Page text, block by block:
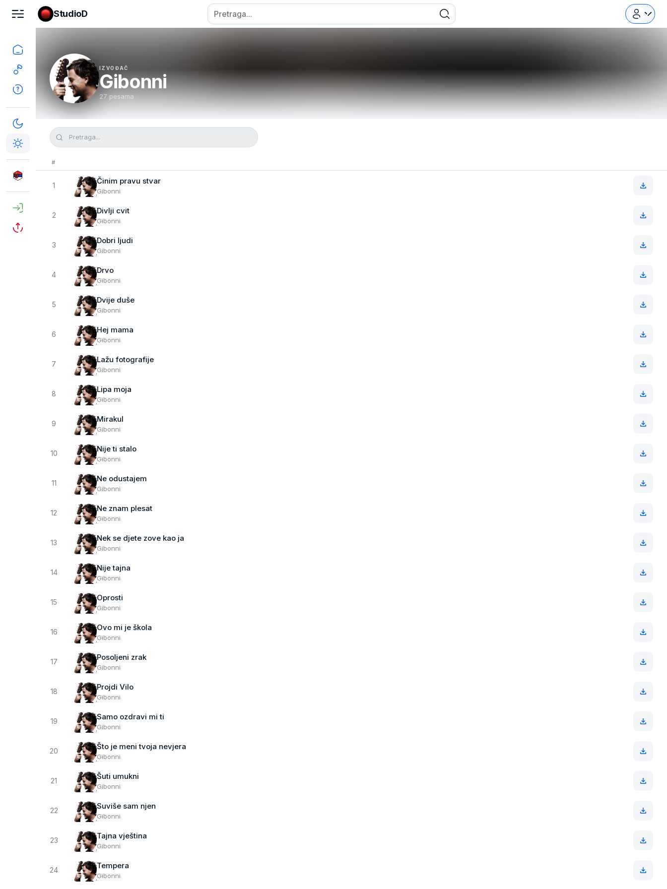
StudioD
IZVOĐAČ
Gibonni
27 pesama
#
1 Činim pravu stvar
Gibonni
2 Divlji cvit
Gibonni
3 Dobri ljudi
Gibonni
4 Drvo
Gibonni
5 Dvije duše
Gibonni
6 Hej mama
Gibonni
7 Lažu fotografije
Gibonni
8 Lipa moja
Gibonni
9 Mirakul
Gibonni
10 Nije ti stalo
Gibonni
11 Ne odustajem
Gibonni
12 Ne znam plesat
Gibonni
13 Nek se djete zove kao ja
Gibonni
14 Nije tajna
Gibonni
15 Oprosti
Gibonni
16 Ovo mi je škola
Gibonni
17 Posoljeni zrak
Gibonni
18 Projdi Vilo
Gibonni
19 Samo ozdravi mi ti
Gibonni
20 Što je meni tvoja nevjera
Gibonni
21 Šuti umukni
Gibonni
22 Suviše sam njen
Gibonni
23 Tajna vještina
Gibonni
24 Tempera
Gibonni